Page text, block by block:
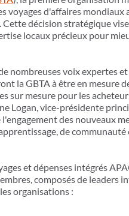
voyages d'affaires mondiaux
décision stratégique
locaux précieux pour
nombreuses voix expertes
la GBTA à être en mesure
sur mesure pour les
Logan, vice-présidente
des nouveaux
de
et dépenses intégrés
composés de leaders
organisations :